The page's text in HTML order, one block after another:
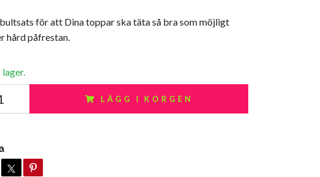
för att Dina toppar ska täta så bra som möjligt
hård påfrestan.
lager.
LÄGG I KORGEN